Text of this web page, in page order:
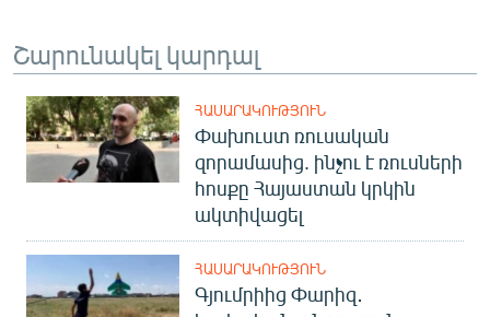
Շարունակել կարդալ
ՀԱՍԱՐԱԿՈՒԹՅՈՒՆ
Փախուստ ռուսական
զորամասից. ինչու է ռուսների
հոսքը Հայաստան կրկին
ակտիվացել
ՀԱՍԱՐԱԿՈՒԹՅՈՒՆ
Գյումրիից Փարիզ․